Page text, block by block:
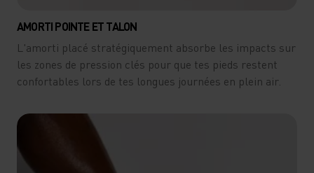
AMORTI POINTE ET TALON
L'amorti placé stratégiquement absorbe les impacts sur
les zones de pression clés pour que tes pieds restent
confortables lors de tes longues journées en plein air.